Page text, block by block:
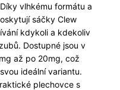
vlhkému formátu a
sáčky Clew
kdykoli a kdekoliv
Dostupné jsou v
až po 20mg, což
ideální variantu.
plechovce s